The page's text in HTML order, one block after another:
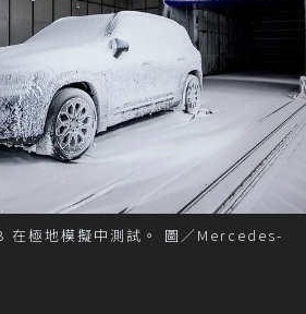
極地模擬中測試。 圖／Mercedes-